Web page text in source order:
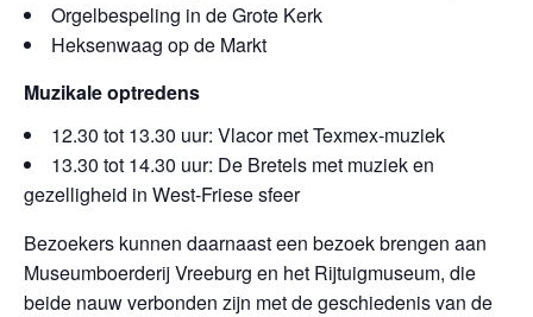
Orgelbespeling in de Grote Kerk
Heksenwaag op de Markt
Muzikale optredens
12.30 tot 13.30 uur: Vlacor met Texmex-muziek
13.30 tot 14.30 uur: De Bretels met muziek en
gezelligheid in West-Friese sfeer
Bezoekers kunnen daarnaast een bezoek brengen aan
Museumboerderij Vreeburg en het Rijtuigmuseum, die
beide nauw verbonden zijn met de geschiedenis van de